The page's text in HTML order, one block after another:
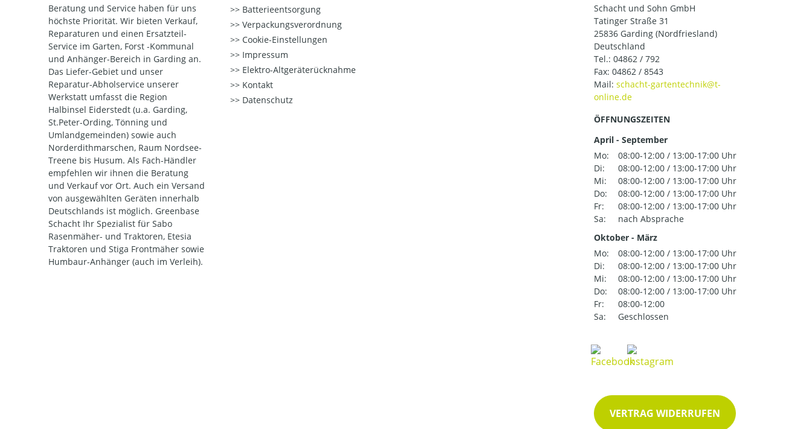
Beratung und Service haben für uns
höchste Priorität. Wir bieten Verkauf,
Reparaturen und einen Ersatzteil-
Service im Garten, Forst -Kommunal
und Anhänger-Bereich in Garding an.
Das Liefer-Gebiet und unser
Reparatur-Abholservice unserer
Werkstatt umfasst die Region
Halbinsel Eiderstedt (u.a. Garding,
St.Peter-Ording, Tönning und
Umlandgemeinden) sowie auch
Norderdithmarschen, Raum Nordsee-
Treene bis Husum. Als Fach-Händler
empfehlen wir ihnen die Beratung
und Verkauf vor Ort. Auch ein Versand
von ausgewählten Geräten innerhalb
Deutschlands ist möglich. Greenbase
Schacht Ihr Spezialist für Sabo
Rasenmäher- und Traktoren, Etesia
Traktoren und Stiga Frontmäher sowie
Humbaur-Anhänger (auch im Verleih).
Batterieentsorgung
Verpackungsverordnung
Cookie-Einstellungen
Impressum
Elektro-Altgeräterücknahme
Kontakt
Datenschutz
Schacht und Sohn GmbH
Tatinger Straße 31
25836 Garding (Nordfriesland)
Deutschland
Tel.: 04862 / 792
Fax: 04862 / 8543
Mail:
ÖFFNUNGSZEITEN
April - September
Mo:
08:00-12:00 / 13:00-17:00 Uhr
Di:
08:00-12:00 / 13:00-17:00 Uhr
Mi:
08:00-12:00 / 13:00-17:00 Uhr
Do:
08:00-12:00 / 13:00-17:00 Uhr
Fr:
08:00-12:00 / 13:00-17:00 Uhr
Sa:
nach Absprache
Oktober - März
Mo:
08:00-12:00 / 13:00-17:00 Uhr
Di:
08:00-12:00 / 13:00-17:00 Uhr
Mi:
08:00-12:00 / 13:00-17:00 Uhr
Do:
08:00-12:00 / 13:00-17:00 Uhr
Fr:
08:00-12:00
Sa:
Geschlossen
VERTRAG WIDERRUFEN